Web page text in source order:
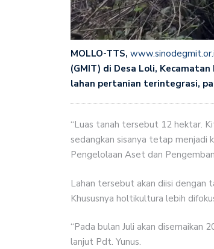
MOLLO-TTS,
(GMIT) di Desa Loli,
lahan pertanian terintegrasi,
“Luas tanah tersebut 12 hektar.
sedangkan sisanya tetap menjadi
Pengelolaan Aset dan
Lahan tersebut akan diisi dengan
Khususnya holtikultura lebih
“Pada bulan Juli akan disemaikan
lanjut Pdt. Yunus.